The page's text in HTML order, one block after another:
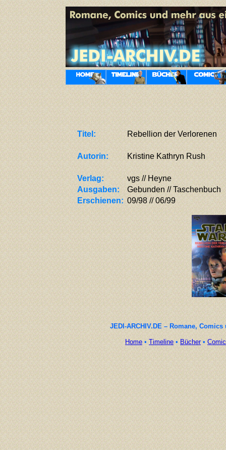
Titel: Rebellion der Verlorenen
Autorin: Kristine Kathryn Rush
Verlag:
vgs // Heyne
Ausgaben:
Gebunden // Taschenbuch
Erschienen: 09/98 // 06/99
JEDI-ARCHIV.DE – Romane,
Home •Timeline • Bücher•